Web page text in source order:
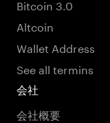
Bitcoin 3.0
Altcoin
Wallet Address
See all termins
会社
会社概要